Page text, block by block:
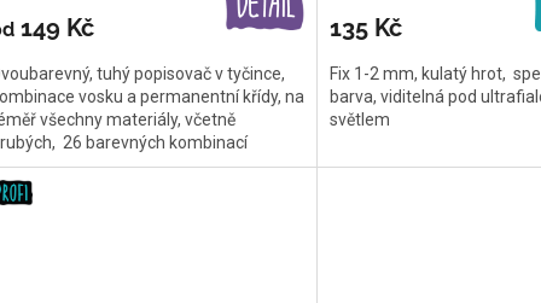
149 Kč
tuhý popisovač v tyčince,
vosku a permanentní křídy, na
všechny materiály, včetně
26 barevných kombinací
135 Kč
Fix 1-2 mm, kulatý hrot,
barva, viditelná pod
světlem